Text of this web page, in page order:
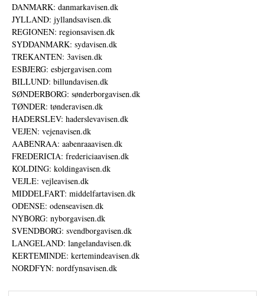
DANMARK: danmarkavisen.dk
JYLLAND: jyllandsavisen.dk
REGIONEN: regionsavisen.dk
SYDDANMARK: sydavisen.dk
TREKANTEN: 3avisen.dk
ESBJERG: esbjergavisen.com
BILLUND: billundavisen.dk
SØNDERBORG: sønderborgavisen.dk
TØNDER: tønderavisen.dk
HADERSLEV: haderslevavisen.dk
VEJEN: vejenavisen.dk
AABENRAA: aabenraaavisen.dk
FREDERICIA: fredericiaavisen.dk
KOLDING: koldingavisen.dk
VEJLE: vejleavisen.dk
MIDDELFART: middelfartavisen.dk
ODENSE: odenseavisen.dk
NYBORG: nyborgavisen.dk
SVENDBORG: svendborgavisen.dk
LANGELAND: langelandavisen.dk
KERTEMINDE: kertemindeavisen.dk
NORDFYN: nordfynsavisen.dk